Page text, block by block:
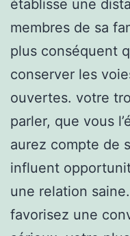
établisse une
membres de sa
plus conséquent
conserver les
ouvertes. votre
parler, que vous
aurez compte de
influent
une relation
favorisez une